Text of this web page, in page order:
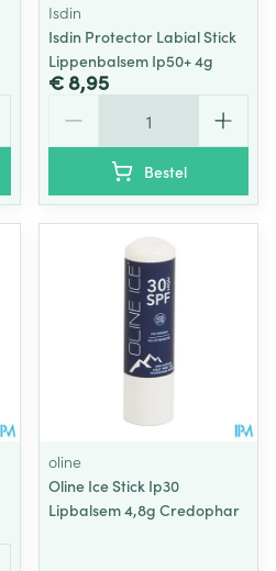
Isdin
Isdin Protector Labial Stick
Lippenbalsem Ip50+ 4g
€ 8,95
Bestel
oline
Oline Ice Stick Ip30
Lipbalsem 4,8g Credophar